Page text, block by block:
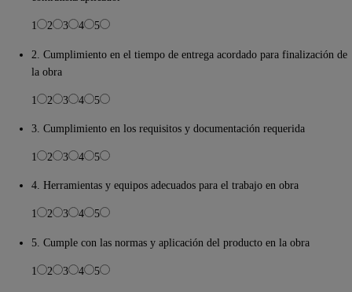
1 2 3 4 5
2. Cumplimiento en el tiempo de entrega acordado para finalización de
la obra
1 2 3 4 5
3. Cumplimiento en los requisitos y documentación requerida
1 2 3 4 5
4. Herramientas y equipos adecuados para el trabajo en obra
1 2 3 4 5
5. Cumple con las normas y aplicación del producto en la obra
1 2 3 4 5